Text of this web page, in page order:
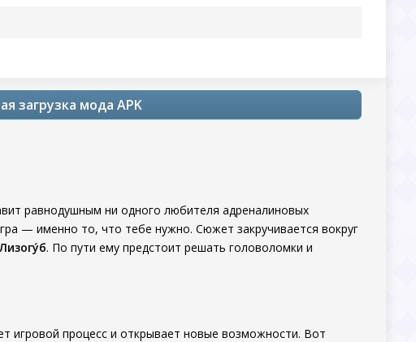
загрузка мода APK
равнодушным ни одного любителя адреналиновых
— именно то, что тебе нужно. Сюжет закручивается вокруг
Лизогу́б. По пути ему предстоит решать головоломки и
игровой процесс и открывает новые возможности. Вот